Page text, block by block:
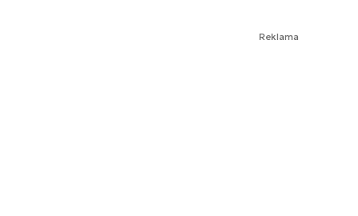
Reklama